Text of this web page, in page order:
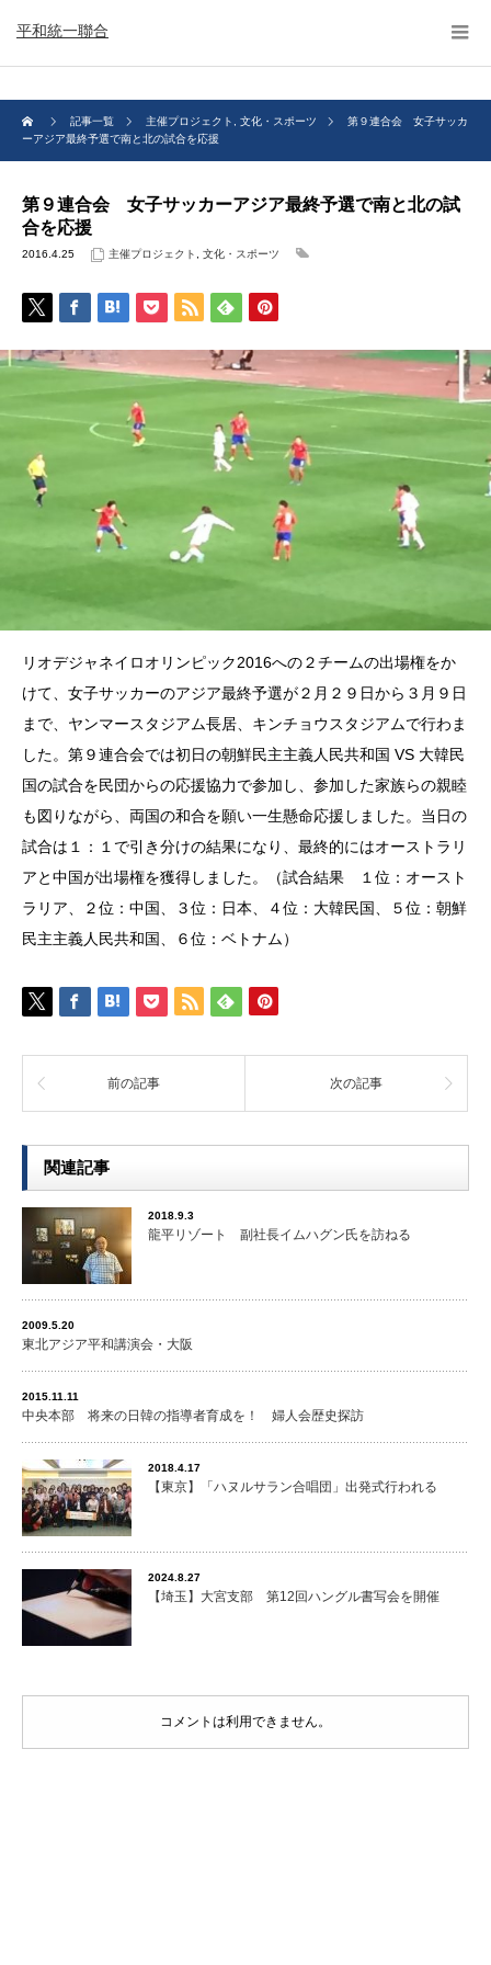
平和統一聯合
記事一覧 主催プロジェクト 文化・スポーツ
第９連合会 女子サッカ
ーアジア最終予選で南と北の試合を応援
第９連合会 女子サッカーアジア最終予選で南と北の試
合を応援
2016.4.25 主催プロジェクト 文化・スポーツ
リオデジャネイロオリンピック2016への２チームの出場権をか
けて、女子サッカーのアジア最終予選が２月２９日から３月９日
まで、ヤンマースタジアム長居、キンチョウスタジアムで行わま
した。第９連合会では初日の朝鮮民主主義人民共和国 VS 大韓民
国の試合を民団からの応援協力で参加し、参加した家族らの親睦
も図りながら、両国の和合を願い一生懸命応援しました。当日の
試合は１：１で引き分けの結果になり、最終的にはオーストラリ
アと中国が出場権を獲得しました。（試合結果 １位：オースト
ラリア、２位：中国、３位：日本、４位：大韓民国、５位：朝鮮
民主主義人民共和国、６位：ベトナム）
前の記事 次の記事
関連記事
2018.9.3
龍平リゾート 副社長イムハグン氏を訪ねる
2009.5.20
東北アジア平和講演会・大阪
2015.11.11
中央本部 将来の日韓の指導者育成を！ 婦人会歴史探訪
2018.4.17
【東京】「ハヌルサラン合唱団」出発式行われる
2024.8.27
【埼玉】大宮支部 第12回ハングル書写会を開催
コメントは利用できません。